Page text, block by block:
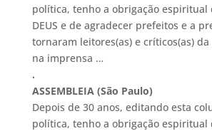
política, tenho a obrigação espiritual
DEUS e de agradecer prefeitos e a
tornaram leitores(as) e críticos(as) da
na imprensa …
.
ASSEMBLEIA (São Paulo)
Depois de 30 anos, editando esta
política, tenho a obrigação espiritual